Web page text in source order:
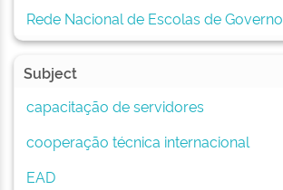
Rede Nacional de Escolas de Governo
Subject
capacitação de servidores
cooperação técnica internacional
EAD